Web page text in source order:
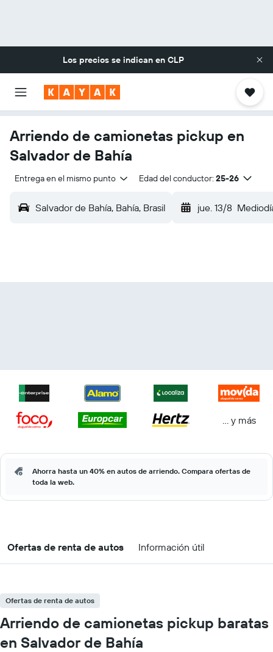
Los precios se indican en CLP
Arriendo de camionetas pickup en
Salvador de Bahía
Entrega en el mismo punto Edad del conductor: 25-26
Salvador de Bahía, Bahía, Brasil jue. 13/8
… y más
Ahorra hasta un 40% en autos de arriendo. Compara ofertas de
toda la web.
Ofertas de renta de autos Información útil
Ofertas de renta de autos
Arriendo de camionetas pickup baratas
en Salvador de Bahía